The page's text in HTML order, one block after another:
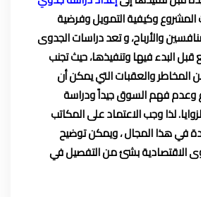
وكيفية التمويل وفرضية
والأرباح، و تعد دراسات الجدوى
قبل البدء فيها وتنفيذها، حيث تجنب
المخاطر والعقبات التي يمكن أن
وعدم فهم السوق جيداً ودراسة
لذا وجب الاعتماد علىالمكاتب
في هذا المجال ، ويمكن توضيح
الاقتصادية بشئ من التفصيل في